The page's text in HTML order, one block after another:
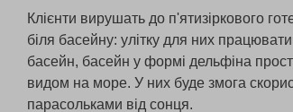
Клієнти вирушать до п'ятизіркового
біля басейну: улітку для них
басейн, басейн у формі дельфіна
видом на море. У них буде змога
парасольками від сонця.